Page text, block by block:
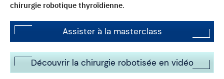
chirurgie robotique thyroïdienne.
Assister à la masterclass
Découvrir la chirurgie robotisée en vidéo